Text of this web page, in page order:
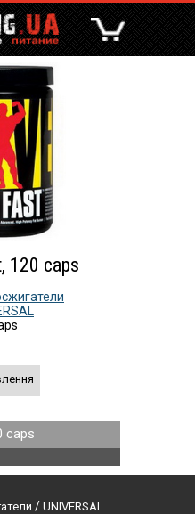
120 caps
caps
/ UNIVERSAL